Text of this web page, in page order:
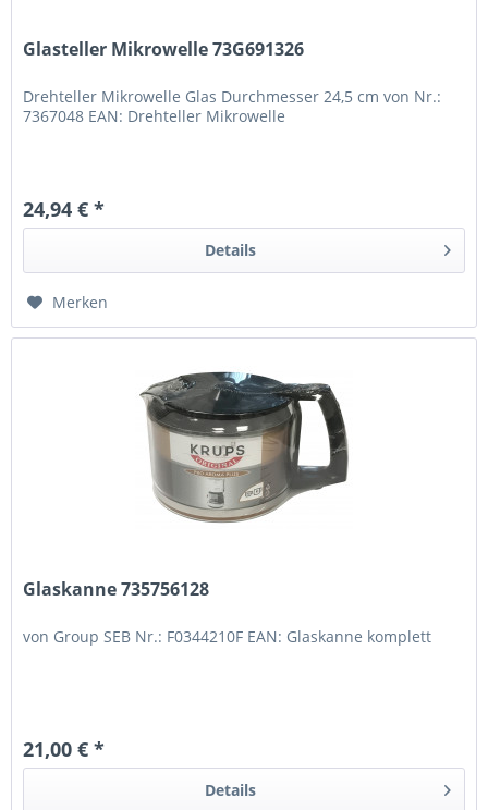
Glasteller Mikrowelle 73G691326
Drehteller Mikrowelle Glas Durchmesser 24,5 cm von Nr.:
7367048 EAN: Drehteller Mikrowelle
24,94 € *
Details
Merken
Glaskanne 735756128
von Group SEB Nr.: F0344210F EAN: Glaskanne komplett
21,00 € *
Details